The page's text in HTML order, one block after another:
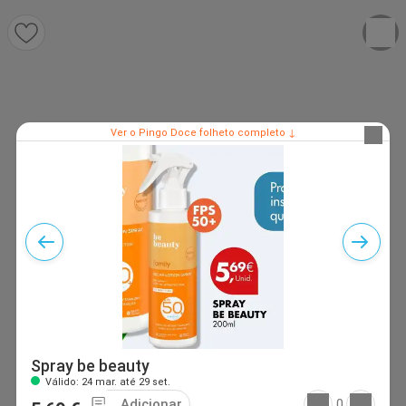
Ver o Pingo Doce folheto completo ↓
Spray be beauty
Válido: 24 mar. até 29 set.